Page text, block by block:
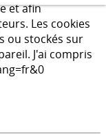
et afin
Les cookies
ou stockés sur
J'ai compris